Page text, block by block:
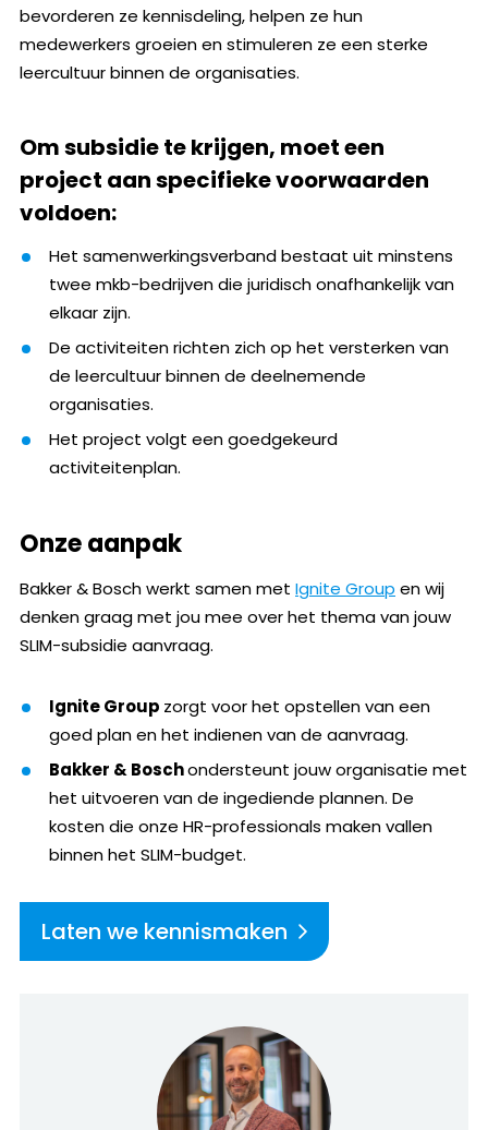
bevorderen ze kennisdeling, helpen ze hun
medewerkers groeien en stimuleren ze een sterke
leercultuur binnen de organisaties.
Om subsidie te krijgen, moet een
project aan specifieke voorwaarden
voldoen:
Het samenwerkingsverband bestaat uit minstens
twee mkb-bedrijven die juridisch onafhankelijk van
elkaar zijn.
De activiteiten richten zich op het versterken van
de leercultuur binnen de deelnemende
organisaties.
Het project volgt een goedgekeurd
activiteitenplan.
Onze aanpak
Bakker & Bosch werkt samen met Ignite Group en wij
denken graag met jou mee over het thema van jouw
SLIM-subsidie aanvraag.
Ignite Group zorgt voor het opstellen van een
goed plan en het indienen van de aanvraag.
Bakker & Boschondersteunt jouw organisatie met
het uitvoeren van de ingediende plannen. De
kosten die onze HR-professionals maken vallen
binnen het SLIM-budget.
Laten we kennismaken